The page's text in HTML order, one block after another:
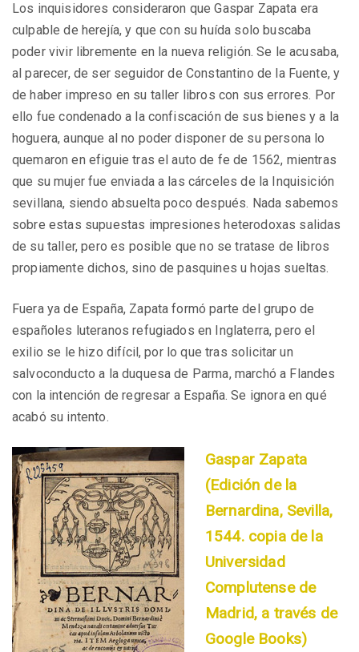
Los inquisidores consideraron que Gaspar Zapata era
culpable de herejía, y que con su huída solo buscaba
poder vivir libremente en la nueva religión. Se le acusaba,
al parecer, de ser seguidor de Constantino de la Fuente, y
de haber impreso en su taller libros con sus errores. Por
ello fue condenado a la confiscación de sus bienes y a la
hoguera, aunque al no poder disponer de su persona lo
quemaron en efiguie tras el auto de fe de 1562, mientras
que su mujer fue enviada a las cárceles de la Inquisición
sevillana, siendo absuelta poco después. Nada sabemos
sobre estas supuestas impresiones heterodoxas salidas
de su taller, pero es posible que no se tratase de libros
propiamente dichos, sino de pasquines u hojas sueltas.
Fuera ya de España, Zapata formó parte del grupo de
españoles luteranos refugiados en Inglaterra, pero el
exilio se le hizo difícil, por lo que tras solicitar un
salvoconducto a la duquesa de Parma, marchó a Flandes
con la intención de regresar a España. Se ignora en qué
acabó su intento.
Gaspar Zapata
(Edición de la
Bernardina, Sevilla,
1544. copia de la
Universidad
Complutense de
Madrid, a través de
Google Books)